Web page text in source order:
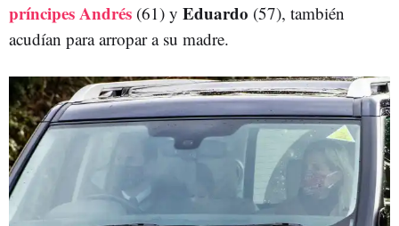
príncipes Andrés (61) y Eduardo (57), también
acudían para arropar a su madre.